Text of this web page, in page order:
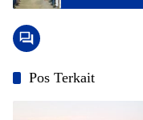
Pos Terkait